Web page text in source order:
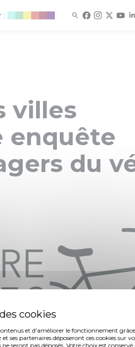
et d'améliorer le fonctionnement
ses partenaires déposeront ces cookies sur
seront pas déposés. Votre choix est
:
villes
enquête
du